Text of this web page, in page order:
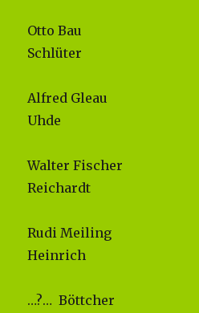
Otto Bau
Schlüter
Alfred
Uhde
Walter
Reichardt
Rudi
Heinrich
…?… Böttcher